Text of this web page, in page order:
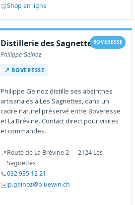
🛒Shop en ligne
BOVERESSE
Distillerie des Sagnettes
Philippe Geinoz
📍 BOVERESSE
Philippe Geinoz distille ses absinthes
artisanales à Les Sagnettes, dans un
cadre naturel préservé entre Boveresse
et La Brévine. Contact direct pour visites
et commandes.
📍Route de La Brévine 2 — 2124 Les
Sagnettes
📞032 935 12 21
✉️p.geinoz@bluewin.ch